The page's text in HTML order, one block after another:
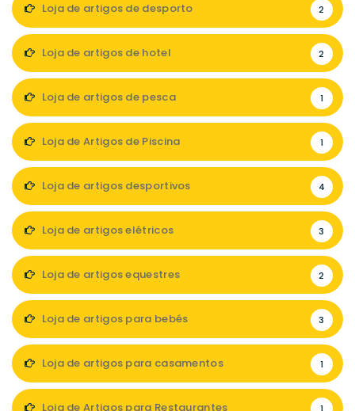
Loja de artigos de desporto 2
Loja de artigos de hotel 2
Loja de artigos de pesca 1
Loja de Artigos de Piscina 1
Loja de artigos desportivos 4
Loja de artigos elétricos 3
Loja de artigos equestres 2
Loja de artigos para bebés 3
Loja de artigos para casamentos 1
Loja de Artigos para Restaurantes